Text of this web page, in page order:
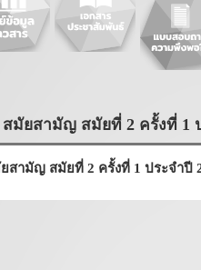
มัยสามัญ สมัยที่ 2 ครั้งที่ 1 ป
สามัญ สมัยที่ 2 ครั้งที่ 1 ประจำปี